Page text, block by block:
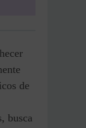
de
busca